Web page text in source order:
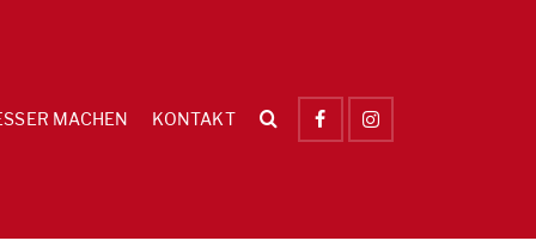
MACHEN KONTAKT